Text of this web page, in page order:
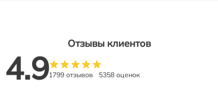
Отзывы клиентов
4.91799 отзывов 5358 оценок